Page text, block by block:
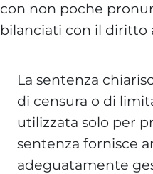
con non poche
bilanciati con il diritto
La sentenza
di censura o di
utilizzata solo per
sentenza fornisce
adeguatamente